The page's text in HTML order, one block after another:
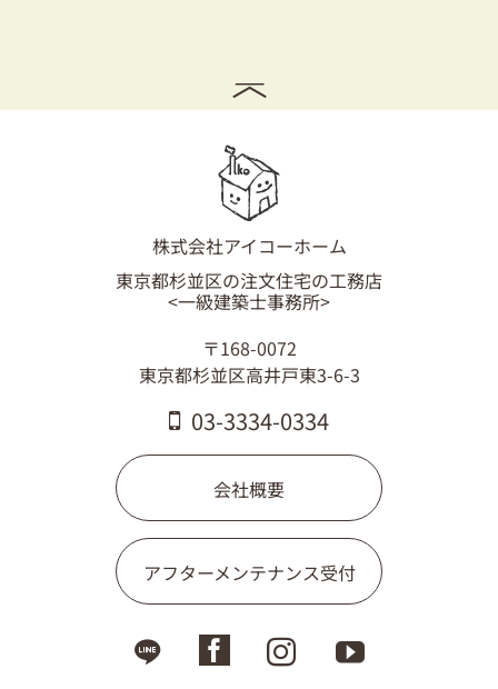
株式会社アイコーホーム
東京都杉並区の注文住宅の工務店
<一級建築士事務所>
〒168-0072
東京都杉並区高井戸東3-6-3
03-3334-0334
会社概要
アフターメンテナンス受付